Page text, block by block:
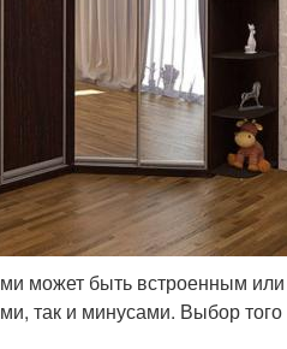
может быть встроенным
так и минусами. Выбор